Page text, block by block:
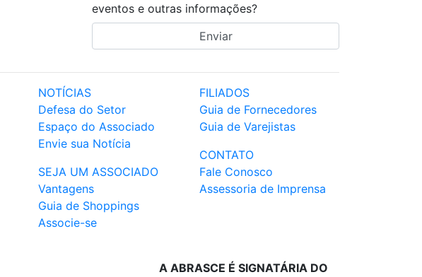
eventos e outras informações?
NOTÍCIAS
Defesa do Setor
Espaço do Associado
Envie sua Notícia
SEJA UM ASSOCIADO
Vantagens
Guia de Shoppings
Associe-se
FILIADOS
Guia de Fornecedores
Guia de Varejistas
CONTATO
Fale Conosco
Assessoria de Imprensa
A ABRASCE É SIGNATÁRIA DO